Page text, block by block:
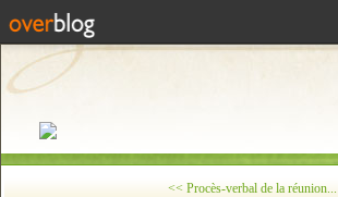
<< Procès-verbal de la réunion...